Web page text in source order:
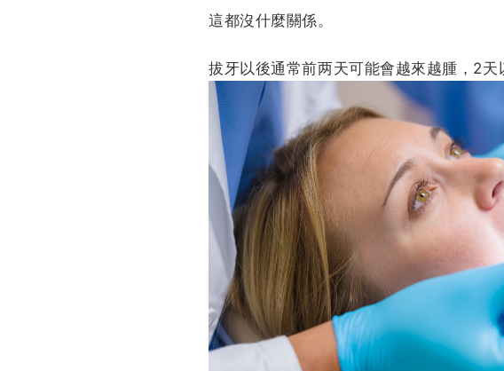
這都沒什麼關係。
拔牙以後通常前两天可能會越來越腫，2天